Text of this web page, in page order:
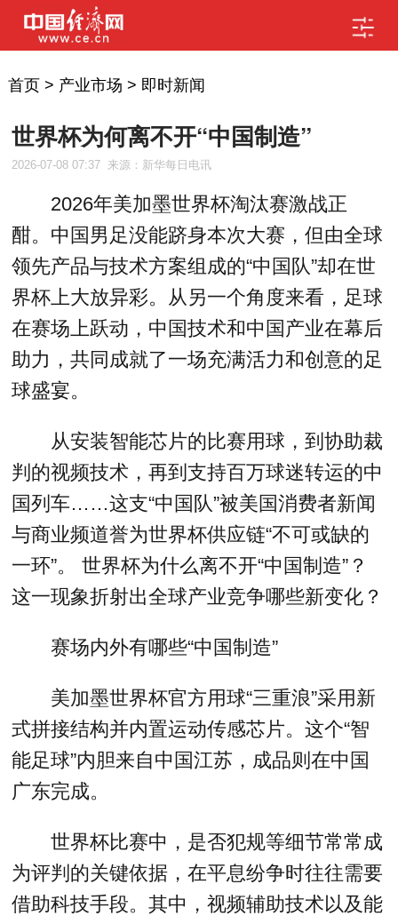
首页> 产业市场 > 即时新闻
世界杯为何离不开“中国制造”
2026-07-08 07:37 来源：新华每日电讯
2026年美加墨世界杯淘汰赛激战正
酣。中国男足没能跻身本次大赛，但由全球
领先产品与技术方案组成的“中国队”却在世
界杯上大放异彩。从另一个角度来看，足球
在赛场上跃动，中国技术和中国产业在幕后
助力，共同成就了一场充满活力和创意的足
球盛宴。
从安装智能芯片的比赛用球，到协助裁
判的视频技术，再到支持百万球迷转运的中
国列车……这支“中国队”被美国消费者新闻
与商业频道誉为世界杯供应链“不可或缺的
一环”。 世界杯为什么离不开“中国制造”？
这一现象折射出全球产业竞争哪些新变化？
赛场内外有哪些“中国制造”
美加墨世界杯官方用球“三重浪”采用新
式拼接结构并内置运动传感芯片。这个“智
能足球”内胆来自中国江苏，成品则在中国
广东完成。
世界杯比赛中，是否犯规等细节常常成
为评判的关键依据，在平息纷争时往往需要
借助科技手段。其中，视频辅助技术以及能